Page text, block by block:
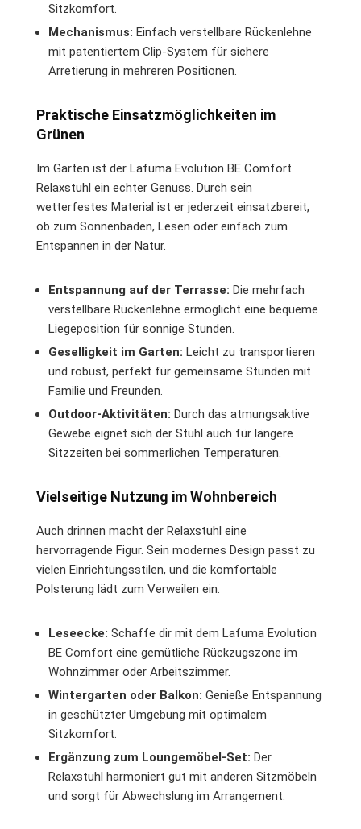
Sitzkomfort.
Mechanismus: Einfach verstellbare Rückenlehne
mit patentiertem Clip-System für sichere
Arretierung in mehreren Positionen.
Praktische Einsatzmöglichkeiten im
Grünen
Im Garten ist der Lafuma Evolution BE Comfort
Relaxstuhl ein echter Genuss. Durch sein
wetterfestes Material ist er jederzeit einsatzbereit,
ob zum Sonnenbaden, Lesen oder einfach zum
Entspannen in der Natur.
Entspannung auf der Terrasse: Die mehrfach
verstellbare Rückenlehne ermöglicht eine bequeme
Liegeposition für sonnige Stunden.
Geselligkeit im Garten: Leicht zu transportieren
und robust, perfekt für gemeinsame Stunden mit
Familie und Freunden.
Outdoor-Aktivitäten: Durch das atmungsaktive
Gewebe eignet sich der Stuhl auch für längere
Sitzzeiten bei sommerlichen Temperaturen.
Vielseitige Nutzung im Wohnbereich
Auch drinnen macht der Relaxstuhl eine
hervorragende Figur. Sein modernes Design passt zu
vielen Einrichtungsstilen, und die komfortable
Polsterung lädt zum Verweilen ein.
Leseecke: Schaffe dir mit dem Lafuma Evolution
BE Comfort eine gemütliche Rückzugszone im
Wohnzimmer oder Arbeitszimmer.
Wintergarten oder Balkon: Genieße Entspannung
in geschützter Umgebung mit optimalem
Sitzkomfort.
Ergänzung zum Loungemöbel-Set: Der
Relaxstuhl harmoniert gut mit anderen Sitzmöbeln
und sorgt für Abwechslung im Arrangement.